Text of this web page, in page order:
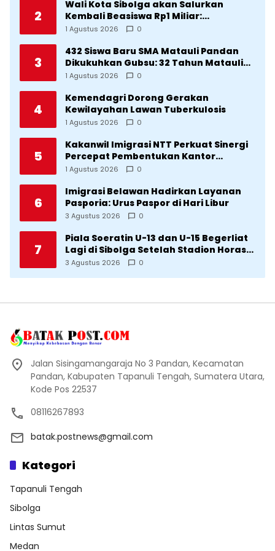
2
Wali Kota Sibolga akan Salurkan
Kembali Beasiswa Rp1 Miliar:
Diproritaskan Mahasiswa Korban
1 Agustus 2026 0
3
432 Siswa Baru SMA Matauli Pandan
Dikukuhkan Gubsu: 32 Tahun Matauli
Cetak SDM Unggul
1 Agustus 2026 0
4
Kemendagri Dorong Gerakan
Kewilayahan Lawan Tuberkulosis
1 Agustus 2026 0
5
Kakanwil Imigrasi NTT Perkuat Sinergi
Percepat Pembentukan Kantor
Imigrasi Sumba Timur
1 Agustus 2026 0
6
Imigrasi Belawan Hadirkan Layanan
Pasporia: Urus Paspor di Hari Libur
3 Agustus 2026 0
7
Piala Soeratin U-13 dan U-15 Begerliat
Lagi di Sibolga Setelah Stadion Horas
Direvitalisasi Wali Kota
3 Agustus 2026 0
Jalan Sisingamangaraja No 3 Pandan, Kecamatan
Pandan, Kabupaten Tapanuli Tengah, Sumatera Utara,
Kode Pos 22537
08116267893
batak.postnews@gmail.com
Kategori
Tapanuli Tengah
Sibolga
Lintas Sumut
Medan